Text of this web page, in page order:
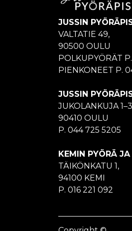
JUSSIN
VALTATIE 49,
90500 OULU
POLKUPYÖRÄT
PIENKONEET P.
JUSSIN
JUKOLANKUJA
90410 OULU
P. 044 725 5205
KEMIN PYÖRÄ
TÄIKÖNKATU 1,
94100 KEMI
P. 016 221 092